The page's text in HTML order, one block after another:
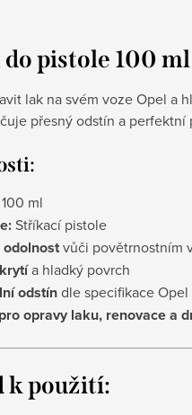
pistole 100 ml
lak na svém voze Opel a
přesný odstín a
100 ml
Stříkací pistole
vůči povětrnostním
a hladký povrch
odstíndle specifikace Opel
opravy laku, renovace a
k použití: